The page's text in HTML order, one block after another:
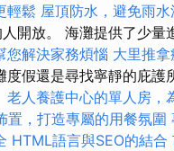
輕鬆 屋頂防水，避免雨
開放。 海灘提供了少量
您解決家務煩惱 大里推拿
度假還是尋找寧靜的庇護
老人養護中心的單人房，
置，打造專屬的用餐氛圍
HTML語言與SEO的結合